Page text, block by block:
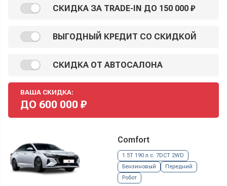
СКИДКА ЗА TRADE-IN ДО 150 000 ₽
ВЫГОДНЫЙ КРЕДИТ СО СКИДКОЙ
СКИДКА ОТ АВТОСАЛОНА
ВАША СКИДКА:
ДО 600 000 ₽
Comfort
1.5T 190 л.с. 7DCT 2WD
Бензиновый
Передний
Робот